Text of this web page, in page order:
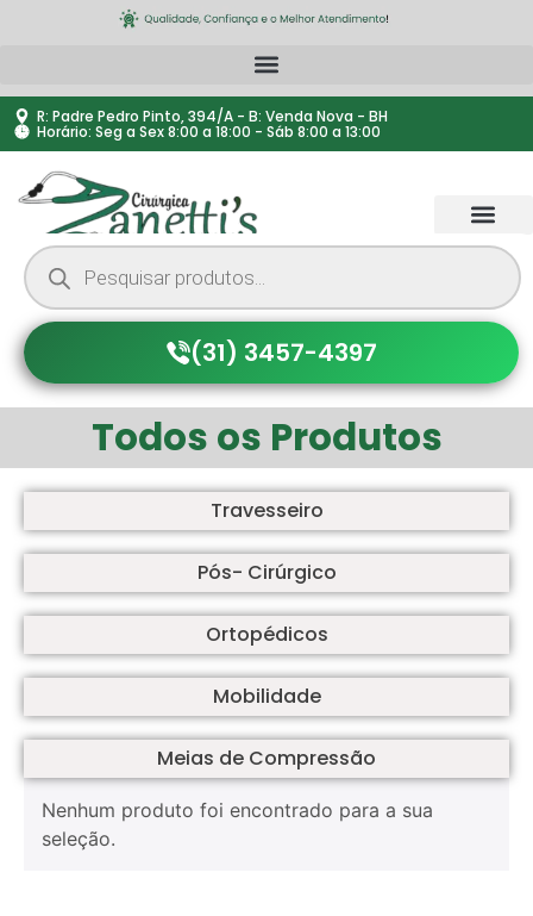
R: Padre Pedro Pinto, 394/A - B: Venda Nova - BH
Horário: Seg a Sex 8:00 a 18:00 - Sáb 8:00 a 13:00
(31) 3457-4397
Todos os Produtos
Travesseiro
Pós- Cirúrgico
Ortopédicos
Mobilidade
Meias de Compressão
Nenhum produto foi encontrado para a sua
seleção.